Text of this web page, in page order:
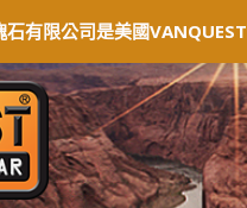
石有限公司是美國
聯絡我們 保固及